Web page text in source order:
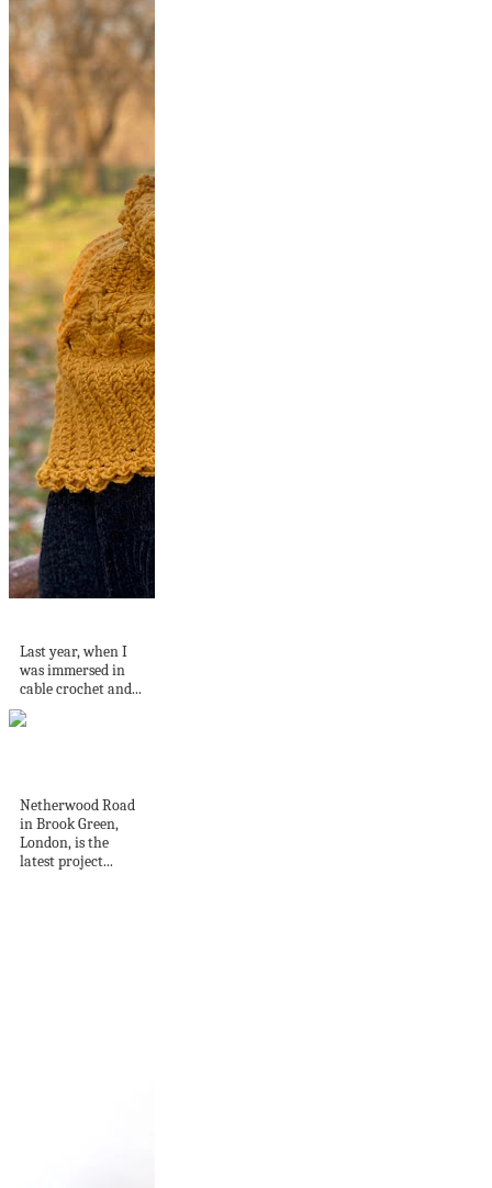
Last year, when I
was immersed in
cable crochet and...
Netherwood Road
in Brook Green,
London, is the
latest project...